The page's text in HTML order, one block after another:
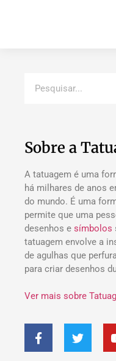
Sobre a
A tatuagem é uma
há milhares de anos
do mundo. É uma
permite que uma
desenhos e símbolos
tatuagem envolve a
de agulhas que
para criar desenhos
Ver mais sobre